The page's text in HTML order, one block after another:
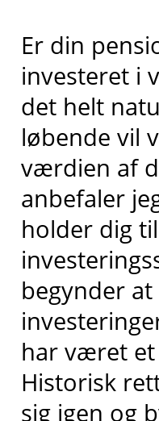
Er din
investeret i
det helt
løbende vil
værdien af
anbefaler
holder dig
begynder
har været
Historisk
sig igen og